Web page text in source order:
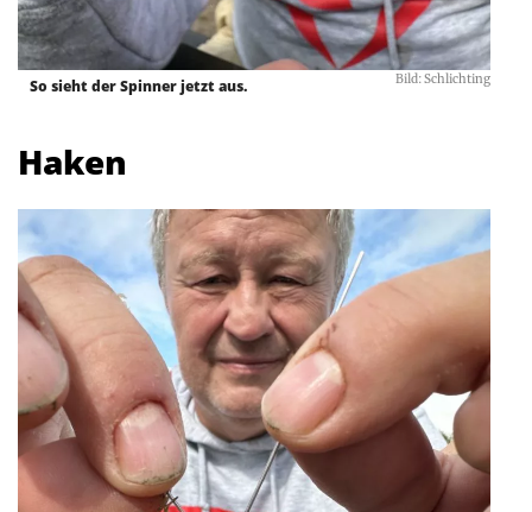
Bild: Schlichting
So sieht der Spinner jetzt aus.
Haken